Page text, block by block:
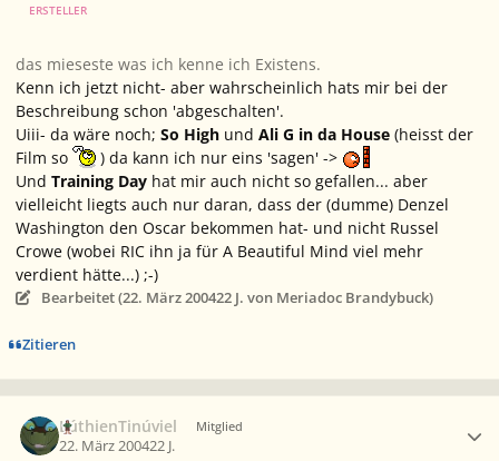
ERSTELLER
das mieseste was ich kenne ich Existens.
Kenn ich jetzt nicht- aber wahrscheinlich hats mir bei der
Beschreibung schon 'abgeschalten'.
Uiii- da wäre noch; So High und Ali G in da House (heisst der
Film so
) da kann ich nur eins 'sagen' ->
Und Training Day hat mir auch nicht so gefallen... aber
vielleicht liegts auch nur daran, dass der (dumme) Denzel
Washington den Oscar bekommen hat- und nicht Russel
Crowe (wobei RIC ihn ja für A Beautiful Mind viel mehr
verdient hätte...) ;-)
Bearbeitet (22. März 200422 J. von Meriadoc Brandybuck)
Zitieren
LúthienTinúviel Mitglied
22. März 200422 J.